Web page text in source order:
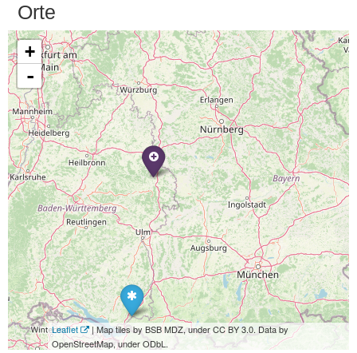
Orte
+
-
Leaflet
| Map tiles by BSB MDZ, under CC BY 3.0. Data by
OpenStreetMap, under ODbL.